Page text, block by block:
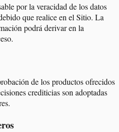
por la veracidad de los datos
que realice en el Sitio. La
podrá derivar en la
de los productos ofrecidos
crediticias son adoptadas